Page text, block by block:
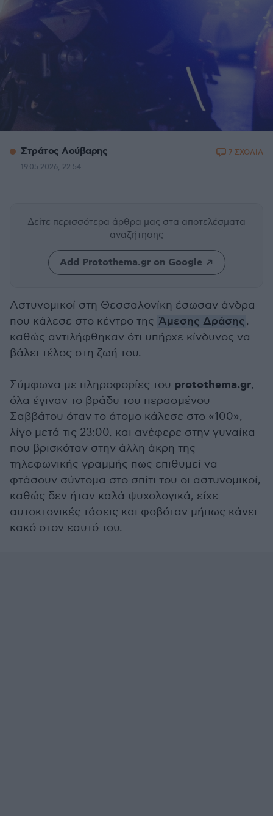
Στράτος Λούβαρης
19.05.2026, 22:54
7 ΣΧΟΛΙΑ
Δείτε περισσότερα άρθρα μας στα αποτελέσματα
αναζήτησης
Add Protothema.gr on Google
Αστυνομικοί στη Θεσσαλονίκη έσωσαν άνδρα
που κάλεσε στο κέντρο της Άμεσης Δράσης,
καθώς αντιλήφθηκαν ότι υπήρχε κίνδυνος να
βάλει τέλος στη ζωή του.
Σύμφωνα με πληροφορίες του protothema.gr,
όλα έγιναν το βράδυ του περασμένου
Σαββάτου όταν το άτομο κάλεσε στο «100»,
λίγο μετά τις 23:00, και ανέφερε στην γυναίκα
που βρισκόταν στην άλλη άκρη της
τηλεφωνικής γραμμής πως επιθυμεί να
φτάσουν σύντομα στο σπίτι του οι αστυνομικοί,
καθώς δεν ήταν καλά ψυχολογικά, είχε
αυτοκτονικές τάσεις και φοβόταν μήπως κάνει
κακό στον εαυτό του.